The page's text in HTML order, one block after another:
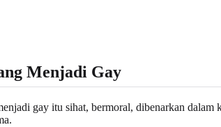
Menjadi Gay
gay itu sihat, bermoral, dibenarkan